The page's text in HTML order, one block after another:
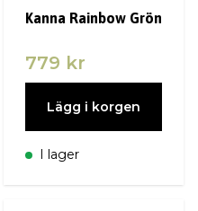
Kanna Rainbow Grön
779 kr
Lägg i korgen
I lager